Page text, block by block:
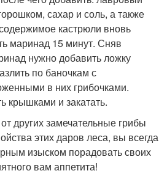
сахар и соль, а также
кастрюли вновь
маринад 15 минут. Сняв
нужно добавить ложку
по баночкам с
в них грибочками.
крышками и закатать.
других замечательные грибы
этих даров леса, вы всегда
изыском порадовать своих
вам аппетита!